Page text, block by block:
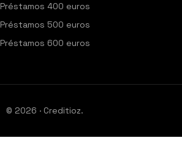
Préstamos 400 euros
Préstamos 500 euros
Préstamos 600 euros
© 2026 · Creditioz.